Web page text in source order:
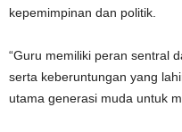
kepemimpinan dan politik.
“Guru memiliki peran sentral
serta keberuntungan yang
utama generasi muda untuk